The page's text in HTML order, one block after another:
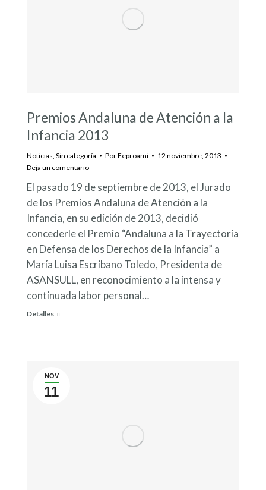
Premios Andaluna de Atención a la
Infancia 2013
Noticias Sin categoría PorFeproami
12 noviembre, 2013
Deja un comentario
El pasado 19 de septiembre de 2013, el Jurado
de los Premios Andaluna de Atención a la
Infancia, en su edición de 2013, decidió
concederle el Premio “Andaluna a la Trayectoria
en Defensa de los Derechos de la Infancia” a
María Luisa Escribano Toledo, Presidenta de
ASANSULL, en reconocimiento a la intensa y
continuada labor personal…
Detalles
NOV
11